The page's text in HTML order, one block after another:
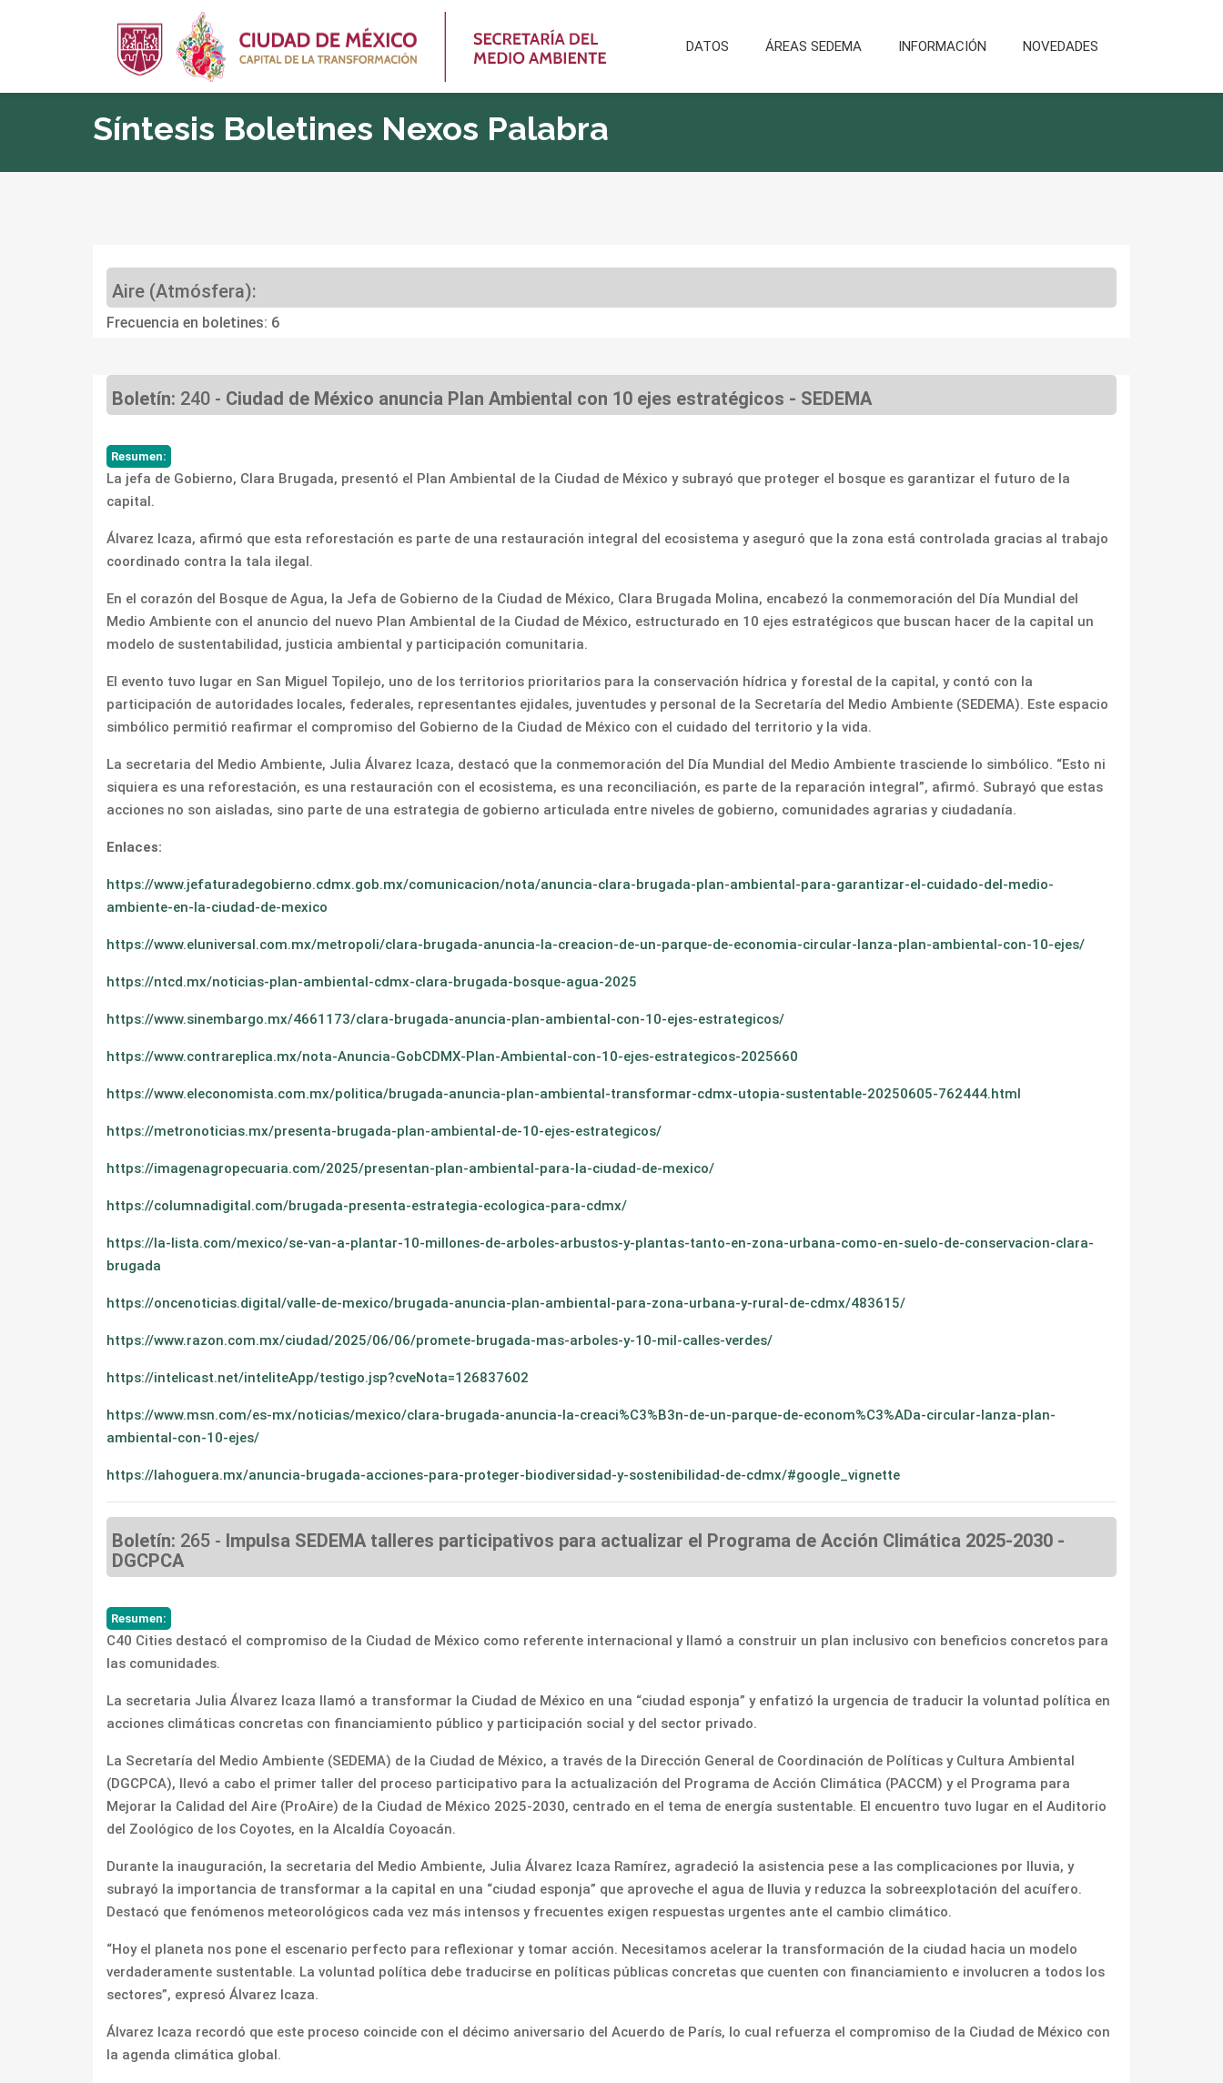
DATOS ÁREAS SEDEMA INFORMACIÓN NOVEDADES
Síntesis Boletines Nexos Palabra
Aire (Atmósfera):
Frecuencia en boletines: 6
Boletín: 240 - Ciudad de México anuncia Plan Ambiental con 10 ejes estratégicos - SEDEMA
Resumen:
La jefa de Gobierno, Clara Brugada, presentó el Plan Ambiental de la Ciudad de México y subrayó que proteger el bosque es garantizar el futuro de la
capital.
Álvarez Icaza, afirmó que esta reforestación es parte de una restauración integral del ecosistema y aseguró que la zona está controlada gracias al trabajo
coordinado contra la tala ilegal.
En el corazón del Bosque de Agua, la Jefa de Gobierno de la Ciudad de México, Clara Brugada Molina, encabezó la conmemoración del Día Mundial del
Medio Ambiente con el anuncio del nuevo Plan Ambiental de la Ciudad de México, estructurado en 10 ejes estratégicos que buscan hacer de la capital un
modelo de sustentabilidad, justicia ambiental y participación comunitaria.
El evento tuvo lugar en San Miguel Topilejo, uno de los territorios prioritarios para la conservación hídrica y forestal de la capital, y contó con la
participación de autoridades locales, federales, representantes ejidales, juventudes y personal de la Secretaría del Medio Ambiente (SEDEMA). Este espacio
simbólico permitió reafirmar el compromiso del Gobierno de la Ciudad de México con el cuidado del territorio y la vida.
La secretaria del Medio Ambiente, Julia Álvarez Icaza, destacó que la conmemoración del Día Mundial del Medio Ambiente trasciende lo simbólico. “Esto ni
siquiera es una reforestación, es una restauración con el ecosistema, es una reconciliación, es parte de la reparación integral”, afirmó. Subrayó que estas
acciones no son aisladas, sino parte de una estrategia de gobierno articulada entre niveles de gobierno, comunidades agrarias y ciudadanía.
Enlaces:
https://www.jefaturadegobierno.cdmx.gob.mx/comunicacion/nota/anuncia-clara-brugada-plan-ambiental-para-garantizar-el-cuidado-del-medio-
ambiente-en-la-ciudad-de-mexico
https://www.eluniversal.com.mx/metropoli/clara-brugada-anuncia-la-creacion-de-un-parque-de-economia-circular-lanza-plan-ambiental-con-10-ejes/
https://ntcd.mx/noticias-plan-ambiental-cdmx-clara-brugada-bosque-agua-2025
https://www.sinembargo.mx/4661173/clara-brugada-anuncia-plan-ambiental-con-10-ejes-estrategicos/
https://www.contrareplica.mx/nota-Anuncia-GobCDMX-Plan-Ambiental-con-10-ejes-estrategicos-2025660
https://www.eleconomista.com.mx/politica/brugada-anuncia-plan-ambiental-transformar-cdmx-utopia-sustentable-20250605-762444.html
https://metronoticias.mx/presenta-brugada-plan-ambiental-de-10-ejes-estrategicos/
https://imagenagropecuaria.com/2025/presentan-plan-ambiental-para-la-ciudad-de-mexico/
https://columnadigital.com/brugada-presenta-estrategia-ecologica-para-cdmx/
https://la-lista.com/mexico/se-van-a-plantar-10-millones-de-arboles-arbustos-y-plantas-tanto-en-zona-urbana-como-en-suelo-de-conservacion-clara-
brugada
https://oncenoticias.digital/valle-de-mexico/brugada-anuncia-plan-ambiental-para-zona-urbana-y-rural-de-cdmx/483615/
https://www.razon.com.mx/ciudad/2025/06/06/promete-brugada-mas-arboles-y-10-mil-calles-verdes/
https://intelicast.net/inteliteApp/testigo.jsp?cveNota=126837602
https://www.msn.com/es-mx/noticias/mexico/clara-brugada-anuncia-la-creaci%C3%B3n-de-un-parque-de-econom%C3%ADa-circular-lanza-plan-
ambiental-con-10-ejes/
https://lahoguera.mx/anuncia-brugada-acciones-para-proteger-biodiversidad-y-sostenibilidad-de-cdmx/#google_vignette
Boletín: 265 - Impulsa SEDEMA talleres participativos para actualizar el Programa de Acción Climática 2025-2030 -
DGCPCA
Resumen:
C40 Cities destacó el compromiso de la Ciudad de México como referente internacional y llamó a construir un plan inclusivo con beneficios concretos para
las comunidades.
La secretaria Julia Álvarez Icaza llamó a transformar la Ciudad de México en una “ciudad esponja” y enfatizó la urgencia de traducir la voluntad política en
acciones climáticas concretas con financiamiento público y participación social y del sector privado.
La Secretaría del Medio Ambiente (SEDEMA) de la Ciudad de México, a través de la Dirección General de Coordinación de Políticas y Cultura Ambiental
(DGCPCA), llevó a cabo el primer taller del proceso participativo para la actualización del Programa de Acción Climática (PACCM) y el Programa para
Mejorar la Calidad del Aire (ProAire) de la Ciudad de México 2025-2030, centrado en el tema de energía sustentable. El encuentro tuvo lugar en el Auditorio
del Zoológico de los Coyotes, en la Alcaldía Coyoacán.
Durante la inauguración, la secretaria del Medio Ambiente, Julia Álvarez Icaza Ramírez, agradeció la asistencia pese a las complicaciones por lluvia, y
subrayó la importancia de transformar a la capital en una “ciudad esponja” que aproveche el agua de lluvia y reduzca la sobreexplotación del acuífero.
Destacó que fenómenos meteorológicos cada vez más intensos y frecuentes exigen respuestas urgentes ante el cambio climático.
“Hoy el planeta nos pone el escenario perfecto para reflexionar y tomar acción. Necesitamos acelerar la transformación de la ciudad hacia un modelo
verdaderamente sustentable. La voluntad política debe traducirse en políticas públicas concretas que cuenten con financiamiento e involucren a todos los
sectores”, expresó Álvarez Icaza.
Álvarez Icaza recordó que este proceso coincide con el décimo aniversario del Acuerdo de París, lo cual refuerza el compromiso de la Ciudad de México con
la agenda climática global.